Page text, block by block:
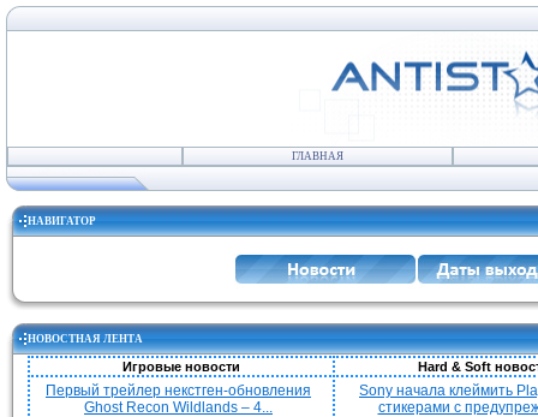
ГЛАВНАЯ
НАВИГАТОР
НОВОСТНАЯ ЛЕНТА
Игровые новости Hard & Soft
Первый трейлер некстген-обновления
Ghost Recon Wildlands – 4...
Sony начала клеймить
стикерами с